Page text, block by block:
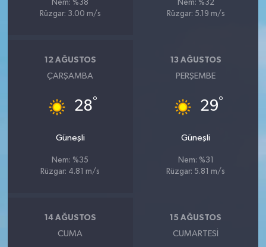
Nem: %38
Rüzgar: 3.00 m/s
Nem: %32
Rüzgar: 5.19 m/s
12 AĞUSTOS
ÇARŞAMBA
28°
Güneşli
Nem: %35
Rüzgar: 4.81 m/s
13 AĞUSTOS
PERŞEMBE
29°
Güneşli
Nem: %31
Rüzgar: 5.81 m/s
14 AĞUSTOS
CUMA
15 AĞUSTOS
CUMARTESI